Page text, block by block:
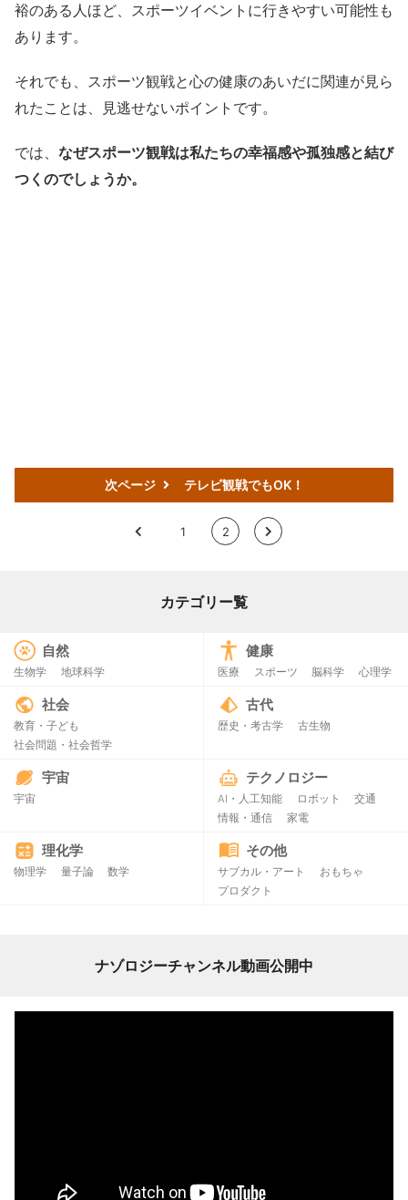
裕のある人ほど、スポーツイベントに行きやすい可能性も
あります。
それでも、スポーツ観戦と心の健康のあいだに関連が見ら
れたことは、見逃せないポイントです。
では、 なぜスポーツ観戦は私たちの幸福感や孤独感と結び
つくのでしょうか。
次ページ テレビ観戦でもOK！
< 1 2 >
カテゴリー覧
自然
生物学 地球科学
健康
医療 スポーツ 脳科学 心理学
社会
教育・子ども
社会問題・社会哲学
古代
歴史・考古学 古生物
宇宙
宇宙
テクノロジー
AI・人工知能 ロボット
交通
情報・通信
家電
理化学
物理学 量子論 数学
その他
サブカル・アート
おもちゃ
プロダクト
ナゾロジーチャンネル動画公開中